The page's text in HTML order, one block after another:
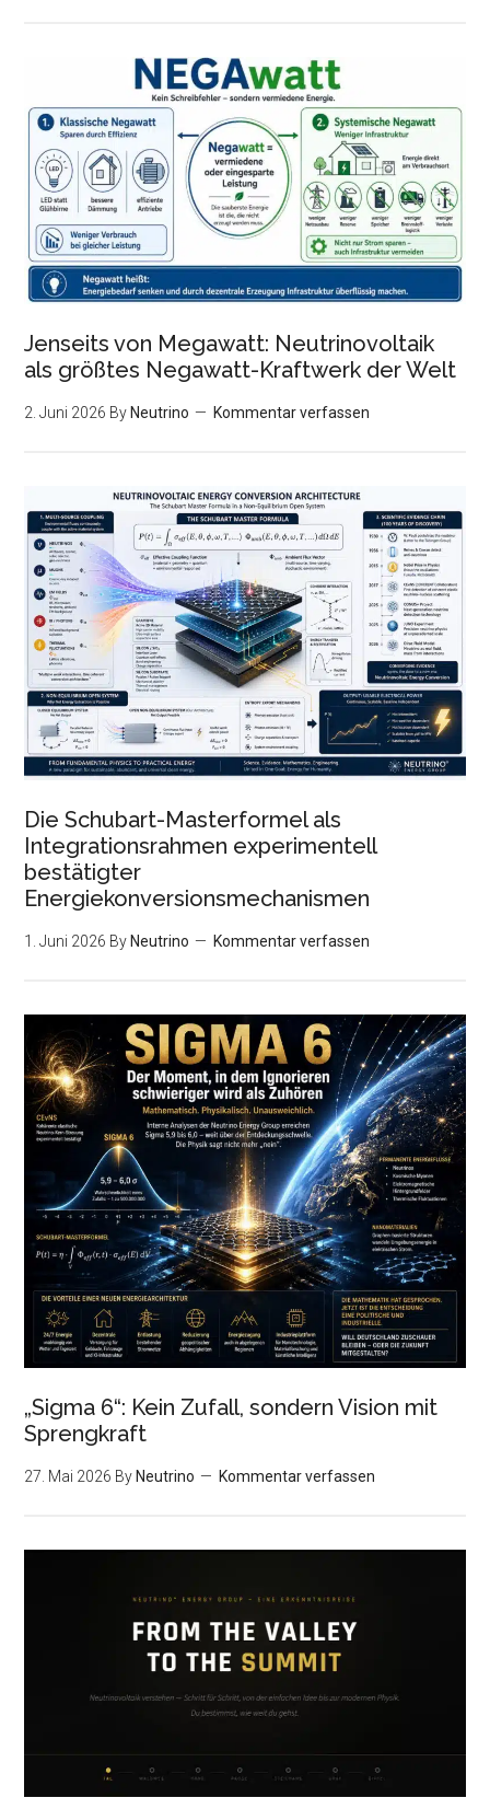
Jenseits von Megawatt: Neutrinovoltaik
als größtes Negawatt-Kraftwerk der Welt
2. Juni 2026 By Neutrino Kommentar verfassen
Die Schubart-Masterformel als
Integrationsrahmen experimentell
bestätigter
Energiekonversionsmechanismen
1. Juni 2026 By Neutrino Kommentar verfassen
„Sigma 6“: Kein Zufall, sondern Vision mit
Sprengkraft
27. Mai 2026 By Neutrino Kommentar verfassen